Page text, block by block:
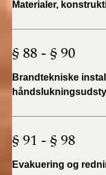
2022)
2022)
BR18 (29/6 -
2021)
BR18 (1/7-31/12
Materialer,
§ 88 - § 90
Brandtekniske
§ 91 - § 98
Evakuering og